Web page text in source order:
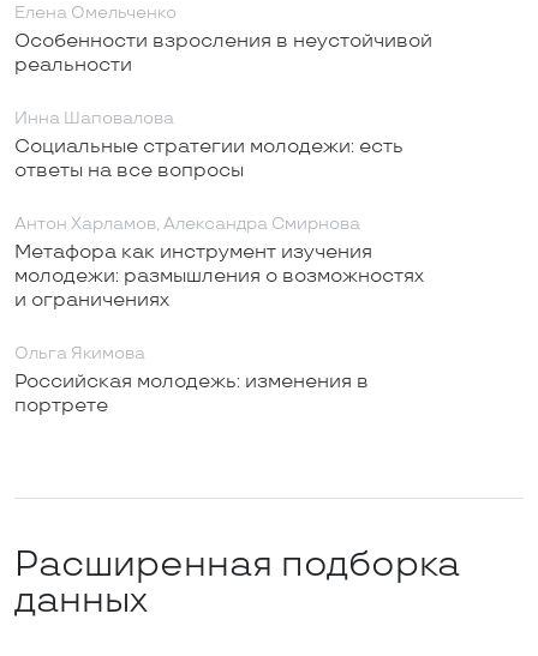
Елена Омельченко
Особенности взросления в неустойчивой
реальности
Инна Шаповалова
Социальные стратегии молодежи: есть
ответы на все вопросы
Антон Харламов, Александра Смирнова
Метафора как инструмент изучения
молодежи: размышления о возможностях
и ограничениях
Ольга Якимова
Российская молодежь: изменения в
портрете
Расширенная подборка
данных